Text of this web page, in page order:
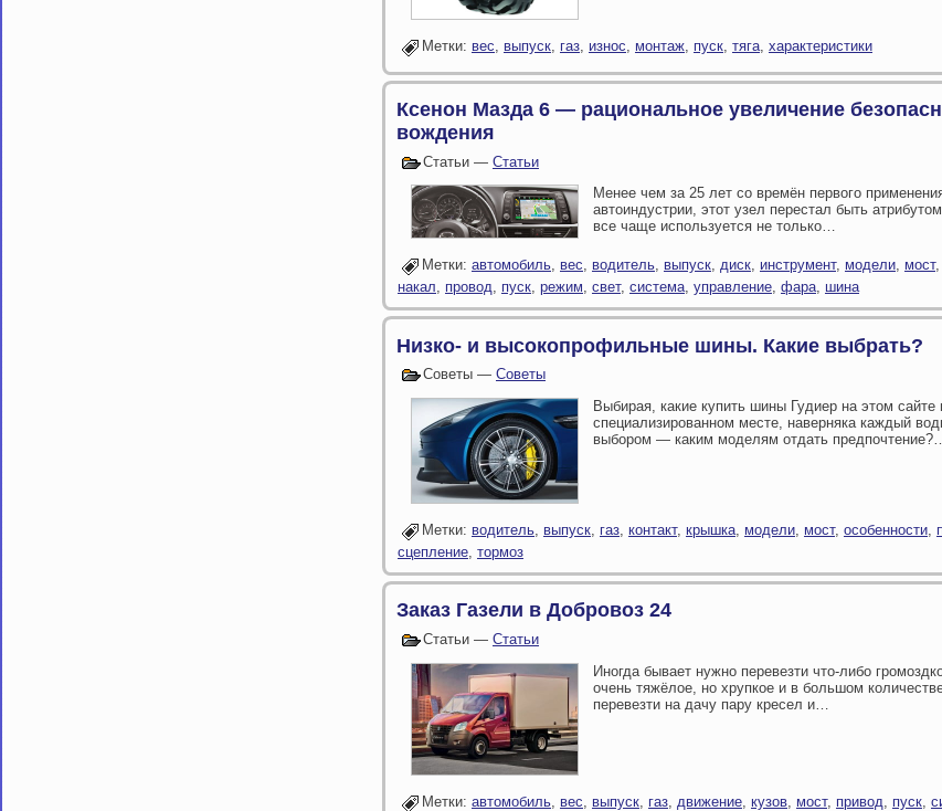
Метки: вес, выпуск, газ, износ, монтаж, пуск, тяга, характеристики
Ксенон Мазда 6 — рациональное увеличение
вождения
Статьи — Статьи
Менее чем за 25 лет со времён первого
автоиндустрии, этот узел перестал быть
все чаще используется не только…
Метки: автомобиль, вес, водитель, выпуск, диск, инструмент, модели, мост,
накал, провод, пуск, режим, свет, система, управление, фара, шина
Низко- и высокопрофильные шины. Какие выбрать?
Советы — Советы
Выбирая, какие купить шины Гудиер на этом
специализированном месте, наверняка каждый
выбором — каким моделям отдать предпочтение?…
Метки: водитель, выпуск, газ, контакт, крышка, модели, мост, особенности,
сцепление тормоз
Заказ Газели в Добровоз 24
Статьи — Статьи
Иногда бывает нужно перевезти что-либо
очень тяжёлое, но хрупкое и в большом
перевезти на дачу пару кресел и…
Метки: автомобиль вес выпуск газ движение кузов мост, привод пуск